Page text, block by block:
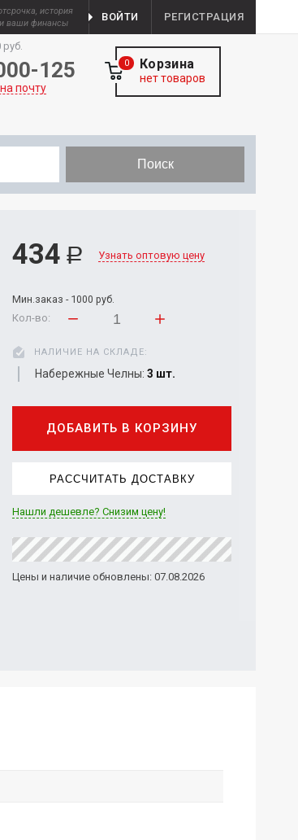
история
и ваши финансы
ВОЙТИ РЕГИСТРАЦИЯ
125
почту
Корзина
0
нет товаров
Поиск
434 Р Узнать оптовую цену
Мин.заказ - 1000 руб.
Кол-во:
НАЛИЧИЕ НА СКЛАДЕ:
Набережные Челны: 3 шт.
ДОБАВИТЬ В КОРЗИНУ
РАССЧИТАТЬ ДОСТАВКУ
Нашли дешевле? Снизим цену!
Цены и наличие обновлены: 07.08.2026